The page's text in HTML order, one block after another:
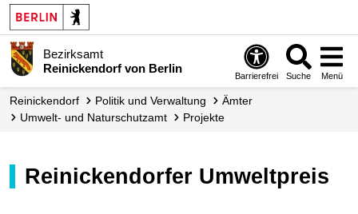
Bezirksamt
Reinickendorf von Berlin
Barrierefrei Suche Menü
Reinickendorf Politik und Verwaltung
Ämter
Umwelt- und Naturschutzamt
Projekte
Reinickendorfer Umweltpreis